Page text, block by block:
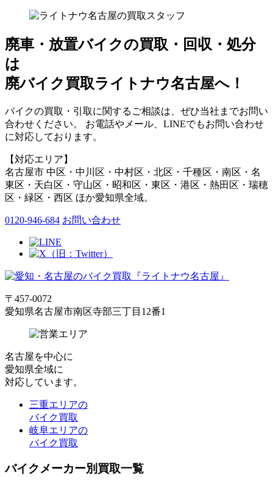
廃車・放置バイクの買取・回収・処分
は
廃バイク買取ライトナウ名古屋へ！
バイクの買取・引取に関するご相談は、ぜひ当社までお問い
合わせください。 お電話やメール、LINEでもお問い合わせ
に対応しております。
【対応エリア】
名古屋市 中区・中川区・中村区・北区・千種区・南区・名
東区・天白区・守山区・昭和区・東区・港区・熱田区・瑞穂
区・緑区・西区 ほか愛知県全域。
0120-946-684 お問い合わせ
〒457-0072
愛知県名古屋市南区寺部三丁目12番1
名古屋を中心に
愛知県全域に
対応しています。
三重エリアの
バイク買取
岐阜エリアの
バイク買取
バイクメーカー別買取一覧